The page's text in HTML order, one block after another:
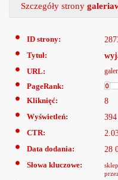
Szczegóły strony
ID strony:
Tytuł:
URL:
PageRank:
Kliknięć:
8
Wyświetleń: 394
CTR:
Data dodania: 28
Słowa kluczowe: